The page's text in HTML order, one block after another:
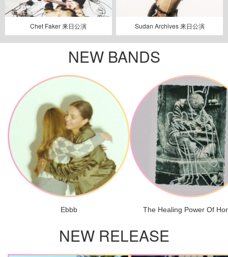
Chet Faker 来日公演 Sudan Archives 来日公演
NEW BANDS
Ebbb The Healing Power Of
NEW RELEASE